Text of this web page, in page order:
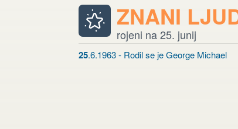
ZNANI
rojeni na 25. junij
25.6.1963 - Rodil se je George Michael